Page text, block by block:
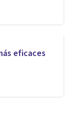
eficaces